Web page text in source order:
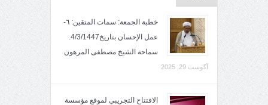
خطبة الجمعة: سمات المتقين: ٦-
عمل الإحسان بتاريخ4/3/1447.
سماحة الشيخ مصطفى المرهون
آگوست 29, 2025
الافتتاح التجريبي لموقع مؤسسة